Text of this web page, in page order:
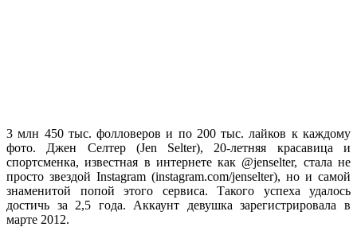
3 млн 450 тыс. фолловеров и по 200 тыс. лайков к каждому
фото. Джен Селтер (Jen Selter), 20-летняя красавица и
спортсменка, известная в интернете как @jenselter, стала не
просто звездой Instagram (instagram.com/jenselter), но и самой
знаменитой попой этого сервиса. Такого успеха удалось
достичь за 2,5 года. Аккаунт девушка зарегистрировала в
марте 2012.